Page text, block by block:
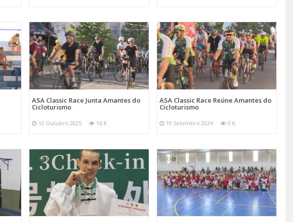
ASA Classic Race Junta Amantes do
Cicloturismo
10 Outubro 2025 16 K
ASA Classic Race Reúne Amantes do
Cicloturismo
19 Setembro 2024 0 K